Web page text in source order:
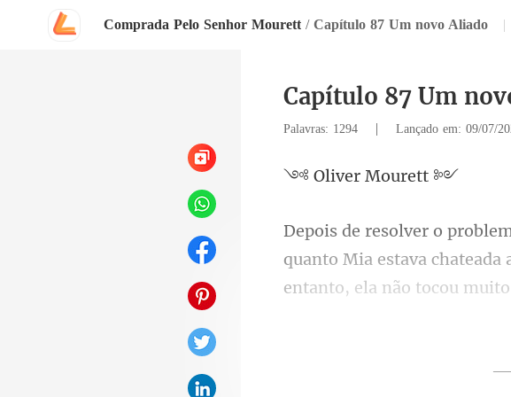
Comprada Pelo Senhor Mourett / Capítulo 87 Um novo Aliado |
Capítulo 87 Um
Palavras: 1294 | Lançado em: 09/07/
er Mou
Mia estava chateada
entanto